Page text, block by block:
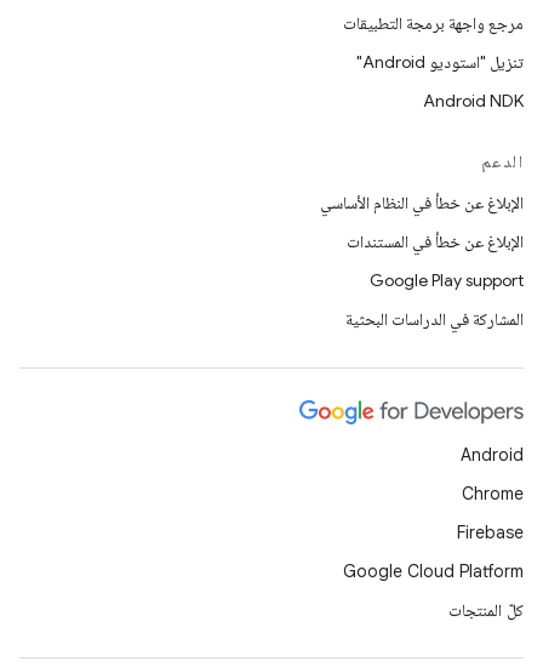
مرجع واجهة برمجة التطبيقات
تنزيل "استوديو Android"
Android NDK
الدعم
الإبلاغ عن خطأ في النظام الأساسي
الإبلاغ عن خطأ في المستندات
Google Play support
المشاركة في الدراسات البحثية
Android
Chrome
Firebase
Google Cloud Platform
كلّ المنتجات